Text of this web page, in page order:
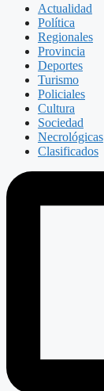
Actualidad
Política
Regionales
Provincia
Deportes
Turismo
Policiales
Cultura
Sociedad
Necrológicas
Clasificados